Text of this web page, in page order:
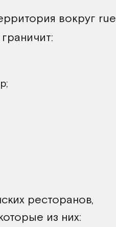
вокруг rue
ресторанов,
из них: